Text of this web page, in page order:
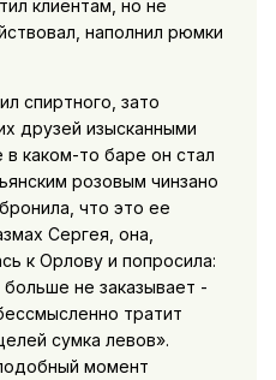
клиентам, но не
наполнил рюмки
спиртного, зато
друзей изысканными
в каком-то баре он стал
розовым чинзано
что это ее
Сергея, она,
к Орлову и попросила:
не заказывает -
тратит
сумка левов».
момент